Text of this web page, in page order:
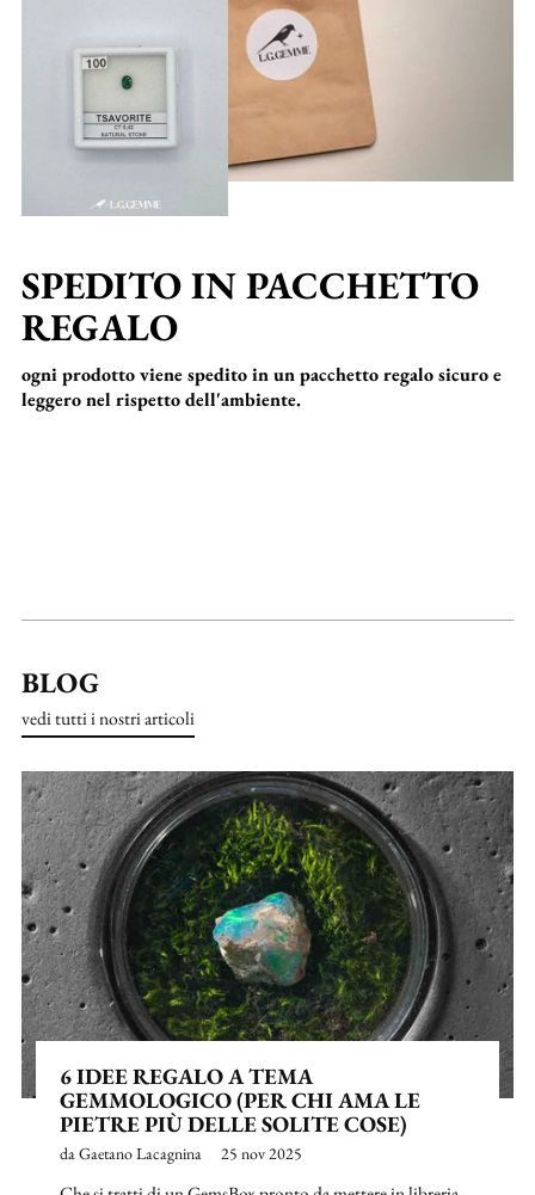
SPEDITO IN PACCHETTO
REGALO
ogni prodotto viene spedito in un pacchetto regalo sicuro e
leggero nel rispetto dell'ambiente.
BLOG
vedi tutti i nostri articoli
6 IDEE REGALO A TEMA
GEMMOLOGICO (PER CHI AMA LE
PIETRE PIÙ DELLE SOLITE COSE)
da Gaetano Lacagnina 25 nov 2025